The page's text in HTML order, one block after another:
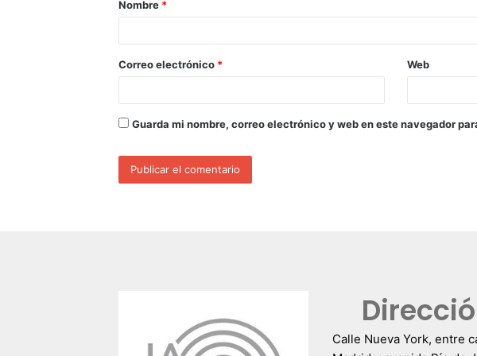
Nombre *
Correo electrónico * Web
Guarda mi nombre, correo electrónico y web en este navegador
Calle Nueva York, entre